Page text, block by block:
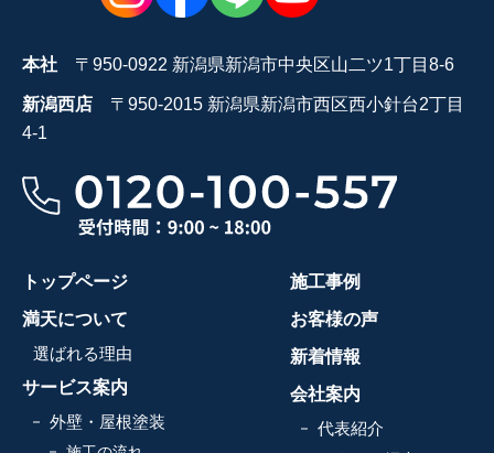
本社 〒950-0922 新潟県新潟市中央区山二ツ1丁目8-6
新潟西店 〒950-2015 新潟県新潟市西区西小針台2丁目
4-1
トップページ
満天について
選ばれる理由
サービス案内
外壁・屋根塗装
施工事例
お客様の声
新着情報
会社案内
代表紹介